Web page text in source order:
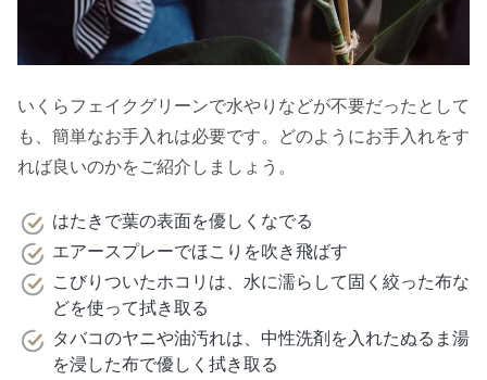
いくらフェイクグリーンで水やりなどが不要だったとして
も、簡単なお手入れは必要です。どのようにお手入れをす
れば良いのかをご紹介しましょう。
はたきで葉の表面を優しくなでる
エアースプレーでほこりを吹き飛ばす
こびりついたホコリは、水に濡らして固く絞った布な
どを使って拭き取る
タバコのヤニや油汚れは、中性洗剤を入れたぬるま湯
を浸した布で優しく拭き取る